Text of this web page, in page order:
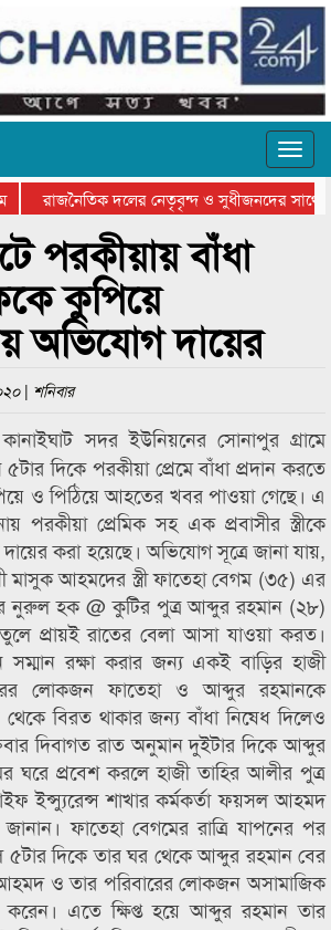
রাজনৈতিক দলের নেতৃবৃন্দ ও সুধীজনদের সাথে
সিলেটে বাংলাদেশ গ্রুপ থিয়েটার
পরকীয়ায় বাঁধা
কুপিয়ে
অভিযোগ দায়ের
| শনিবার
কানাইঘাট সদর ইউনিয়নের সোনাপুর গ্রামে
দিকে পরকীয়া প্রেমে বাঁধা প্রদান করতে
ও পিঠিয়ে আহতের খবর পাওয়া গেছে। এ
পরকীয়া প্রেমিক সহ এক প্রবাসীর স্ত্রীকে
করা হয়েছে। অভিযোগ সূত্রে জানা যায়,
মাসুক আহমদের স্ত্রী ফাতেহা বেগম (৩৫) এর
নুরুল হক @ কুটির পুত্র আব্দুর রহমান (২৮)
প্রায়ই রাতের বেলা আসা যাওয়া করত।
রক্ষা করার জন্য একই বাড়ির হাজী
লোকজন ফাতেহা ও আব্দুর রহমানকে
বিরত থাকার জন্য বাঁধা নিষেধ দিলেও
দিবাগত রাত অনুমান দুইটার দিকে আব্দুর
ঘরে প্রবেশ করলে হাজী তাহির আলীর পুত্র
ইন্স্যুরেন্স শাখার কর্মকর্তা ফয়সল আহমদ
ফাতেহা বেগমের রাত্রি যাপনের পর
দিকে তার ঘর থেকে আব্দুর রহমান বের
ও তার পরিবারের লোকজন অসামাজিক
করেন। এতে ক্ষিপ্ত হয়ে আব্দুর রহমান তার